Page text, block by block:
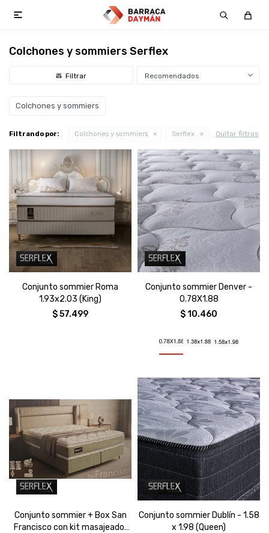

Colchones y sommiers Serflex
Recomendados
Colchones y sommiers
Filtrando por: Colchones y sommiers Serflex Quitar filtros
Conjunto sommier Roma
1.93x2.03 (King)
$57.499
Conjunto sommier Denver -
0.78X1.88
$10.460
Conjunto sommier + Box San
Francisco con kit masajeador
Conjunto sommier Dublín - 1.58
x 1.98 (Queen)